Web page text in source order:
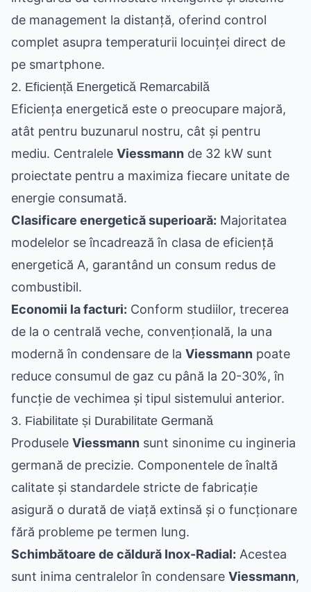
de management la distanță, oferind control
complet asupra temperaturii locuinței direct de
pe smartphone.
2. Eficiență Energetică Remarcabilă
Eficiența energetică este o preocupare majoră,
atât pentru buzunarul nostru, cât și pentru
mediu. Centralele Viessmann de 32 kW sunt
proiectate pentru a maximiza fiecare unitate de
energie consumată.
Clasificare energetică superioară: Majoritatea
modelelor se încadrează în clasa de eficiență
energetică A, garantând un consum redus de
combustibil.
Economii la facturi: Conform studiilor, trecerea
de la o centrală veche, convențională, la una
modernă în condensare de la Viessmann poate
reduce consumul de gaz cu până la 20-30%, în
funcție de vechimea și tipul sistemului anterior.
3. Fiabilitate și Durabilitate Germană
Produsele Viessmann sunt sinonime cu ingineria
germană de precizie. Componentele de înaltă
calitate și standardele stricte de fabricație
asigură o durată de viață extinsă și o funcționare
fără probleme pe termen lung.
Schimbătoare de căldură Inox-Radial: Acestea
sunt inima centralelor în condensare Viessmann,